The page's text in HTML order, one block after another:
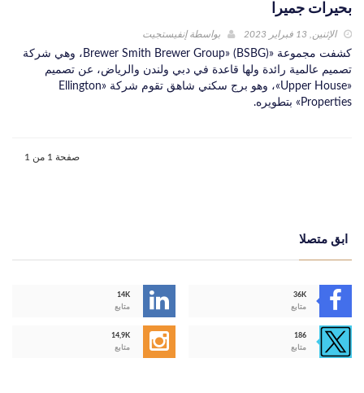
بحيرات جميرا
الإثنين, 13 فبراير 2023 بواسطةإنفيستجيت
كشفت مجموعة «Brewer Smith Brewer Group» (BSBG)، وهي شركة
تصميم عالمية رائدة ولها قاعدة في دبي ولندن والرياض، عن تصميم
«Upper House»، وهو برج سكني شاهق تقوم شركة «Ellington
Properties» بتطويره.
صفحة 1 من 1
ابق متصلا
14K
متابع
36K
متابع
14,9K
متابع
186
متابع